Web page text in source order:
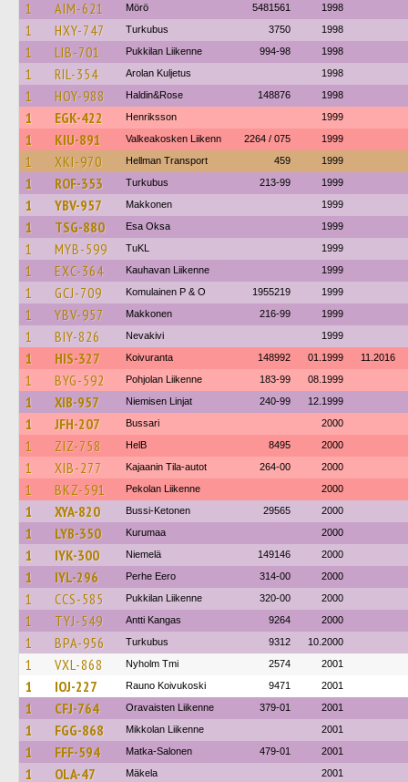
1 AIM-621 Mörö 5481561 1998
1 HXY-747 Turkubus 3750 1998
1 LIB-701 Pukkilan Liikenne 994-98 1998
1 RIL-354 Arolan Kuljetus 1998
1 HOY-988 Haldin&Rose 148876 1998
1 EGK-422 Henriksson 1999
1 KIU-891 Valkeakosken Liikenn 2264 / 075 1999
1 XKI-970 Hellman Transport 459 1999
1 ROF-353 Turkubus 213-99 1999
1 YBV-957 Makkonen 1999
1 TSG-880 Esa Oksa 1999
1 MYB-599 TuKL 1999
1 EXC-364 Kauhavan Liikenne 1999
1 GCJ-709 Komulainen P & O 1955219 1999
1 YBV-957 Makkonen 216-99 1999
1 BIY-826 Nevakivi 1999
1 HIS-327 Koivuranta 148992 01.1999 11.2016
1 BYG-592 Pohjolan Liikenne 183-99 08.1999
1 XIB-957 Niemisen Linjat 240-99 12.1999
1 JFH-207 Bussari 2000
1 ZIZ-758 HelB 8495 2000
1 XIB-277 Kajaanin Tila-autot 264-00 2000
1 BKZ-591 Pekolan Liikenne 2000
1 XYA-820 Bussi-Ketonen 29565 2000
1 LYB-350 Kurumaa 2000
1 IYK-300 Niemelä 149146 2000
1 IYL-296 Perhe Eero 314-00 2000
1 CCS-585 Pukkilan Liikenne 320-00 2000
1 TYJ-549 Antti Kangas 9264 2000
1 BPA-956 Turkubus 9312 10.2000
1 VXL-868 Nyholm Tmi 2574 2001
1 IOJ-227 Rauno Koivukoski 9471 2001
1 CFJ-764 Oravaisten Liikenne 379-01 2001
1 FGG-868 Mikkolan Liikenne 2001
1 FFF-594 Matka-Salonen 479-01 2001
1 OLA-47 Mäkela 2001